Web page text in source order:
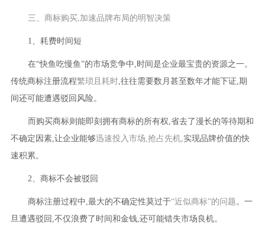
三、商标购买,加速品牌布局的明智决策
1、耗费时间短
在“快鱼吃慢鱼”的市场竞争中,时间是企业最宝贵的资源之一。
传统商标注册流程繁琐且耗时,往往需要数月甚至数年才能下证,期
间还可能遭遇驳回风险。
而购买商标则能即刻拥有商标的所有权,省去了漫长的等待期和
不确定因素,让企业能够迅速投入市场,抢占先机, 实现品牌价值的快
速积累。
2、商标不会被驳回
商标注册过程中,最大的不确定性莫过于“近似商标”的问题。一
旦遭遇驳回,不仅浪费了时间和金钱,还可能错失市场良机。